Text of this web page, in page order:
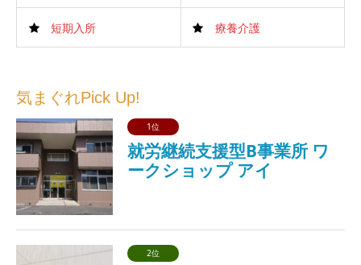
短期入所 療養介護
気まぐれPick Up!
1位
就労継続支援型B事業所 ワ
ークショップ アイ
2位